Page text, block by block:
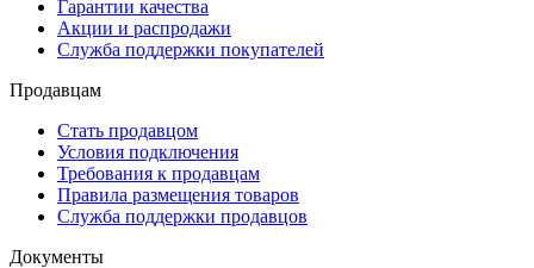
Гарантии качества
Акции и распродажи
Служба поддержки покупателей
Продавцам
Стать продавцом
Условия подключения
Требования к продавцам
Правила размещения товаров
Служба поддержки продавцов
Документы